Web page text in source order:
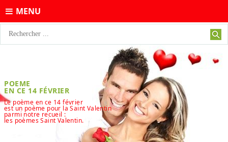
MENU
POEME
EN CE 14 FÉVRIER
Le poème en ce 14 février
est un poème pour la Saint Valentin
parmi notre recueil :
les poèmes Saint Valentin.